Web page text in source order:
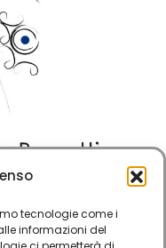
tecnologie come i
informazioni del
2006 > 2025 · Arte
Cookie Policy
e si applicano